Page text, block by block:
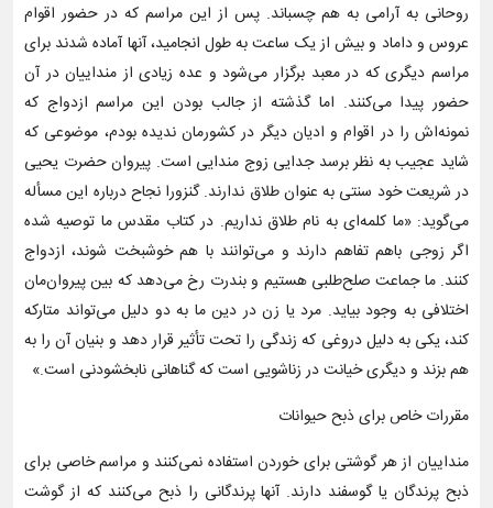
روحانی به آرامی به هم چسباند. پس از این مراسم که در حضور اقوام
عروس و داماد و بیش از یک ساعت به طول انجامید، آنها آماده شدند برای
مراسم دیگری که در معبد برگزار می‌شود و عده‌ زیادی از منداییان در آن
حضور پیدا می‌کنند. اما گذشته از جالب بودن این مراسم ازدواج که
نمونه‌اش را در اقوام و ادیان دیگر در کشورمان ندیده بودم، موضوعی که
شاید عجیب به نظر برسد جدایی زوج مندایی است. پیروان حضرت یحیی
در شریعت‌ خود سنتی به عنوان طلاق ندارند. گنزورا نجاح درباره این مسأله
می‌گوید: «ما کلمه‌ای به نام طلاق نداریم. در کتاب مقدس ما توصیه شده
اگر زوجی باهم تفاهم دارند و می‌توانند با هم خوشبخت شوند، ازدواج
کنند. ما جماعت صلح‌طلبی هستیم و بندرت رخ می‌دهد که بین پیروان‌مان
اختلافی به وجود بیاید. مرد یا زن در دین ما به دو دلیل می‌تواند متارکه
کند، یکی به دلیل دروغی که زندگی را تحت تأثیر قرار دهد و بنیان آن را به
هم بزند و دیگری خیانت در زناشویی است که گناهانی نابخشودنی است.»
مقررات خاص برای ذبح حیوانات
منداییان از هر گوشتی برای خوردن استفاده نمی‌کنند و مراسم خاصی برای
ذبح پرندگان یا گوسفند دارند. آنها پرندگانی را ذبح می‌کنند که از گوشت